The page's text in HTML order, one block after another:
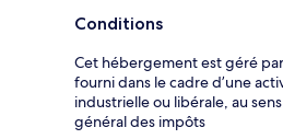
Conditions
Cet hébergement est géré
fourni dans le cadre d’une
industrielle ou libérale, au
général des impôts